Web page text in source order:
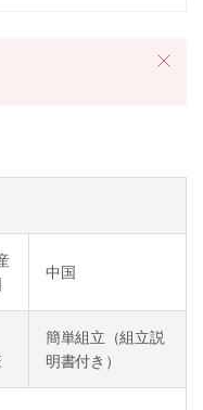
中国
簡単組立（組立説
明書付き）